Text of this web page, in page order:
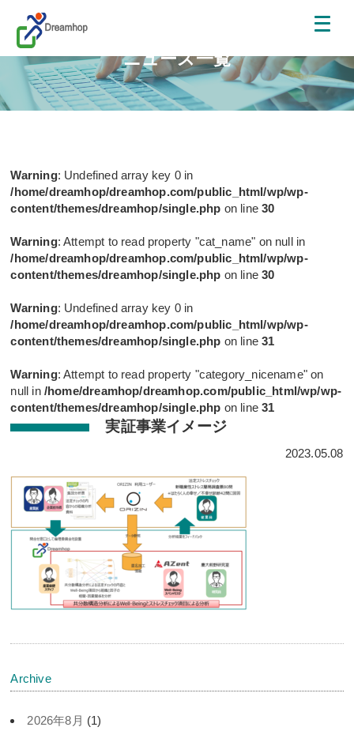
ニュース一覧
Warning: Undefined array key 0 in
/home/dreamhop/dreamhop.com/public_html/wp/wp-
content/themes/dreamhop/single.php on line30
Warning: Attempt to read property "cat_name" on null in
/home/dreamhop/dreamhop.com/public_html/wp/wp-
content/themes/dreamhop/single.php on line30
Warning: Undefined array key 0 in
/home/dreamhop/dreamhop.com/public_html/wp/wp-
content/themes/dreamhop/single.php on line31
Warning: Attempt to read property "category_nicename" on
null in /home/dreamhop/dreamhop.com/public_html/wp/wp-
content/themes/dreamhop/single.php on line31
実証事業イメージ
2023.05.08
Archive
2026年8月 (1)